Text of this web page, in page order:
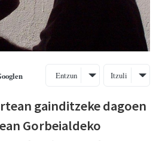
Entzun Itzuli
gainditzeke dagoen
Gorbeialdeko